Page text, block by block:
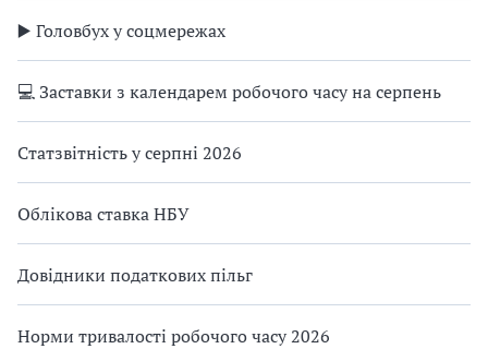
▶️ Головбух у соцмережах
💻 Заставки з календарем робочого часу на серпень
Статзвітність у серпні 2026
Облікова ставка НБУ
Довідники податкових пільг
Норми тривалості робочого часу 2026